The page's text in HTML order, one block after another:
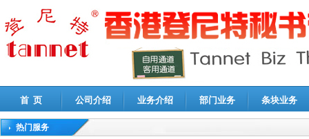
首 页 公司介绍 业务介绍 部门业务 条块业务
热门服务